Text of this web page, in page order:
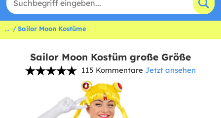
... Sailor Moon Kostüme
Sailor Moon Kostüm große Größe
115 Kommentare Jetzt ansehen